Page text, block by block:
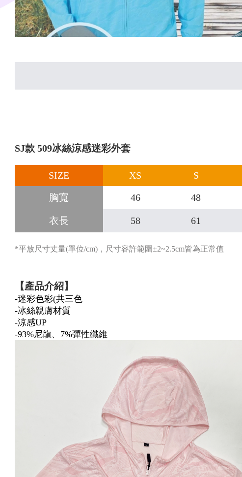
SJ款 509冰絲涼感迷彩外套
SIZE XS S
胸寬 46 48
衣長 58 61
*平放尺寸丈量(單位/cm)，尺寸容許範圍±2~2.5cm皆為正常值
【產品介紹】
-迷彩色彩(共三色
-冰絲親膚材質
-涼感UP
-93%尼龍、7%彈性纖維